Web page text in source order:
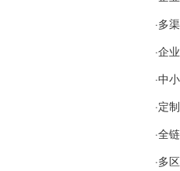
·多渠
·企业
·中小
·定制
·全链
·多区域